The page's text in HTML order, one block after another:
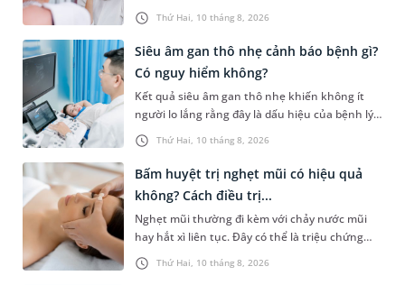
Thứ Hai, 10 tháng 8, 2026
Vậy tự luyến là gì, dấu hiệu nhận biết, nguyên
nhân và điều trị tì...
Thứ Hai, 10 tháng 8, 2026
Siêu âm gan thô nhẹ cảnh báo bệnh gì?
Có nguy hiểm không?
Kết quả siêu âm gan thô nhẹ khiến không ít
người lo lắng rằng đây là dấu hiệu của bệnh lý
nguy hiểm hay chỉ là thay đổi tạm thời của gan
và có thể hồi phục....
Thứ Hai, 10 tháng 8, 2026
Bấm huyệt trị nghẹt mũi có hiệu quả
không? Cách điều trị...
Nghẹt mũi thường đi kèm với chảy nước mũi
hay hắt xì liên tục. Đây có thể là triệu chứng
của một số bệnh lý như cảm cúm, viêm mũi
xoang,... Khi bị nghẹt mũi,...